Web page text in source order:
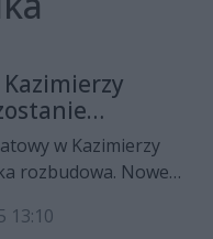
[GALERIA]
w Kazimierzy
rozbudowa. Nowe
to inwestycja,
13:10